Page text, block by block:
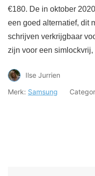
€180. De in oktober
een goed alternatief, dit
schrijven verkrijgbaar
zijn voor een simlockvrij,
Ilse Jurrien
Merk: Samsung